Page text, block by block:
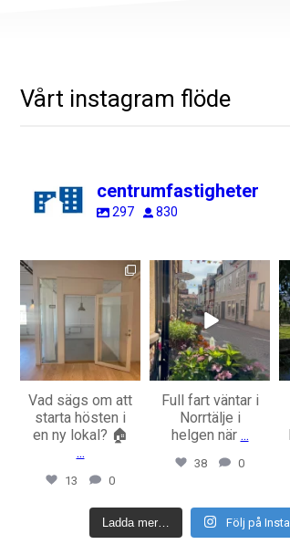
Vårt instagram flöde
centrumfastigheter
297 830
Aug 7
Vad sägs om att
starta hösten i
en ny lokal? 🏠
...
13 0
centrumfastigheter
Jul 31
Full fart väntar i
Norrtälje i
helgen när ...
38 0
Ladda mer… Följ på